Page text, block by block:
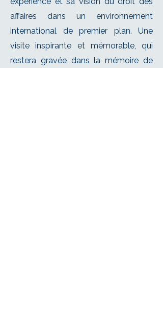
affaires dans un environnement
international de premier plan. Une
visite inspirante et mémorable, qui
restera gravée dans la mémoire de